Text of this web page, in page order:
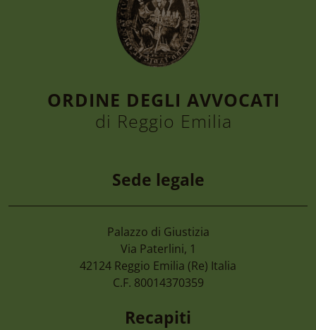
4 Agosto 2026
Cimone 2027 59° Campionato
Magistrati
ORDINE DEGLI AVVOCATI
di Reggio Emilia
Sede legale
Palazzo di Giustizia
Via Paterlini, 1
42124 Reggio Emilia (Re) Italia
C.F. 80014370359
Recapiti